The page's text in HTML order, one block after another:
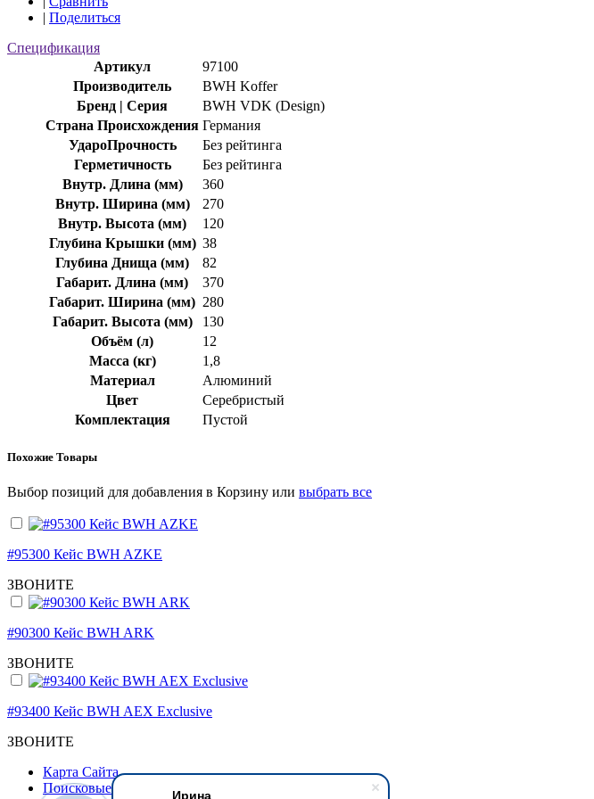
Ирина
| Поделиться
Спецификация
Артикул
97100
Производитель
BWH Koffer
Бренд | Серия
BWH VDK (Design)
Страна Происхождения Германия
УдароПрочность
Без рейтинга
Герметичность
Без рейтинга
Внутр. Длина (мм)
360
Внутр. Ширина (мм)
270
Внутр. Высота (мм)
120
Глубина Крышки (мм) 38
Глубина Днища (мм)
82
Габарит. Длина (мм)
370
Габарит. Ширина (мм) 280
Габарит. Высота (мм)
130
Объём (л)
12
Масса (кг)
1,8
Материал
Алюминий
Цвет
Серебристый
Комплектация
Пустой
Похожие Товары
Выбор позиций для добавления в Корзину или выбрать все
#95300 Кейс BWH AZKE
ЗВОНИТЕ
#90300 Кейс BWH ARK
ЗВОНИТЕ
#93400 Кейс BWH AEX Exclusive
ЗВОНИТЕ
Карта Сайта
Поисковые Запросы